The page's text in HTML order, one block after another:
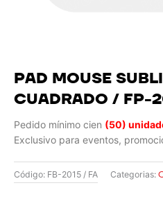
PAD MOUSE
CUADRADO / FP-
Pedido mínimo cien (50)
Exclusivo para eventos,
Código: FB-2015 / FA Categorias: